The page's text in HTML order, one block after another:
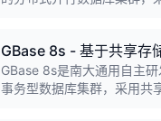
可用、高扩展特性，广泛应
信、政务、能源、交通、国
数据仓库系统和商业智能分
GBase 8s是南大通用自主
事务型数据库集群，采用共